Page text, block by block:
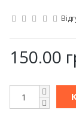
150.00